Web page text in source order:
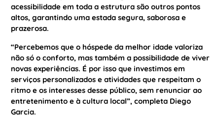
acessibilidade em toda a estrutura são outros pontos
altos, garantindo uma estada segura, saborosa e
prazerosa.
“Percebemos que o hóspede da melhor idade valoriza
não só o conforto, mas também a possibilidade de viver
novas experiências. É por isso que investimos em
serviços personalizados e atividades que respeitam o
ritmo e os interesses desse público, sem renunciar ao
entretenimento e à cultura local”, completa Diego
Garcia.